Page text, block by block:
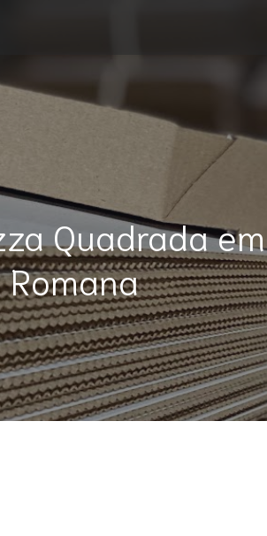
Quadrada em